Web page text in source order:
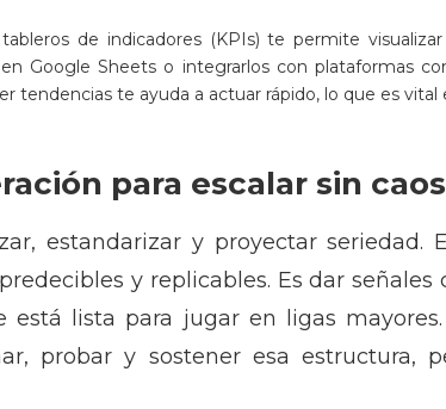
de indicadores (KPIs) te permite
Google Sheets o integrarlos con plataformas
tendencias te ayuda a actuar rápido, lo que es
para escalar sin caos
estandarizar y proyectar seriedad.
y replicables. Es dar
lista para jugar en ligas mayores.
probar y sostener esa estructura,